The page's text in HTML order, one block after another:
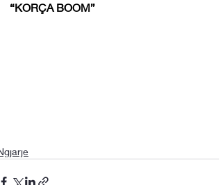
“KORÇA BOOM”